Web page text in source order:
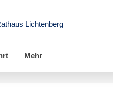
Lichtenberg
Mehr